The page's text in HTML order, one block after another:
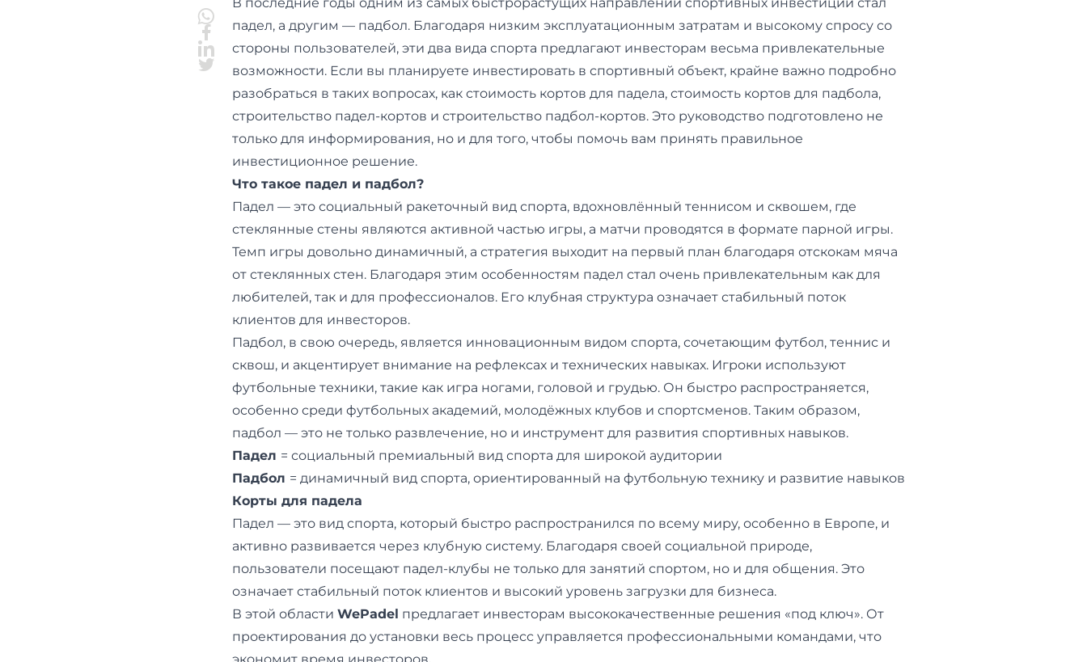
падел, а другим — падбол. Благодаря низким эксплуатационным затратам и высокому спросу со
стороны пользователей, эти два вида спорта предлагают инвесторам весьма привлекательные
возможности. Если вы планируете инвестировать в спортивный объект, крайне важно подробно
разобраться в таких вопросах, как стоимость кортов для падела, стоимость кортов для падбола,
строительство падел-кортов и строительство падбол-кортов. Это руководство подготовлено не
только для информирования, но и для того, чтобы помочь вам принять правильное
инвестиционное решение.
Что такое падел и падбол?
Падел — это социальный ракеточный вид спорта, вдохновлённый теннисом и сквошем, где
стеклянные стены являются активной частью игры, а матчи проводятся в формате парной игры.
Темп игры довольно динамичный, а стратегия выходит на первый план благодаря отскокам мяча
от стеклянных стен. Благодаря этим особенностям падел стал очень привлекательным как для
любителей, так и для профессионалов. Его клубная структура означает стабильный поток
клиентов для инвесторов.
Падбол, в свою очередь, является инновационным видом спорта, сочетающим футбол, теннис и
сквош, и акцентирует внимание на рефлексах и технических навыках. Игроки используют
футбольные техники, такие как игра ногами, головой и грудью. Он быстро распространяется,
особенно среди футбольных академий, молодёжных клубов и спортсменов. Таким образом,
падбол — это не только развлечение, но и инструмент для развития спортивных навыков.
Падел = социальный премиальный вид спорта для широкой аудитории
Падбол = динамичный вид спорта, ориентированный на футбольную технику и развитие навыков
Корты для падела
Падел — это вид спорта, который быстро распространился по всему миру, особенно в Европе, и
активно развивается через клубную систему. Благодаря своей социальной природе,
пользователи посещают падел-клубы не только для занятий спортом, но и для общения. Это
означает стабильный поток клиентов и высокий уровень загрузки для бизнеса.
В этой области WePadel предлагает инвесторам высококачественные решения «под ключ». От
проектирования до установки весь процесс управляется профессиональными командами, что